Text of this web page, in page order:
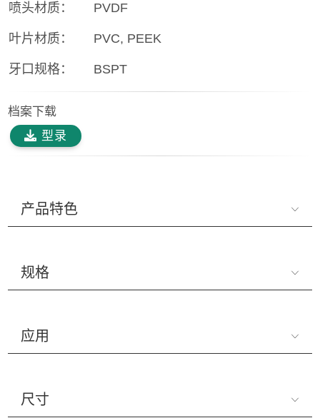
喷头材质： PVDF
叶片材质： PVC, PEEK
牙口规格： BSPT
档案下载
型录
产品特色
规格
应用
尺寸